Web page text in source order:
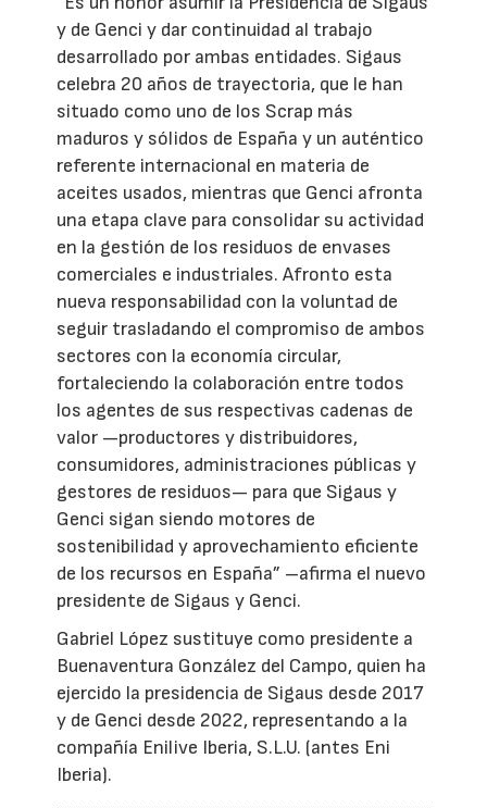
y de Genci y dar continuidad al trabajo
desarrollado por ambas entidades. Sigaus
celebra 20 años de trayectoria, que le han
situado como uno de los Scrap más
maduros y sólidos de España y un auténtico
referente internacional en materia de
aceites usados, mientras que Genci afronta
una etapa clave para consolidar su actividad
en la gestión de los residuos de envases
comerciales e industriales. Afronto esta
nueva responsabilidad con la voluntad de
seguir trasladando el compromiso de ambos
sectores con la economía circular,
fortaleciendo la colaboración entre todos
los agentes de sus respectivas cadenas de
valor —productores y distribuidores,
consumidores, administraciones públicas y
gestores de residuos— para que Sigaus y
Genci sigan siendo motores de
sostenibilidad y aprovechamiento eficiente
de los recursos en España” –afirma el nuevo
presidente de Sigaus y Genci.
Gabriel López sustituye como presidente a
Buenaventura González del Campo, quien ha
ejercido la presidencia de Sigaus desde 2017
y de Genci desde 2022, representando a la
compañía Enilive Iberia, S.L.U. (antes Eni
Iberia).